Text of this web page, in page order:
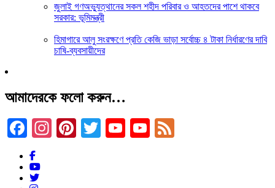
জুলাই গণঅভ্যুত্থানের সকল শহীদ পরিবার ও আহতদের পাশে থাকবে
সরকার: ভূমিমন্ত্রী
হিমাগারে আলু সংরক্ষণে প্রতি কেজি ভাড়া সর্বোচ্চ ৪ টাকা নির্ধারণের দাবি
চাষি-ব্যবসায়ীদের
আমাদেরকে ফলো করুন…
Facebook
Instagram
Pinterest
TwitterYouTube
YouTube